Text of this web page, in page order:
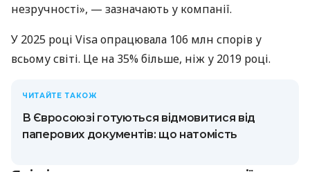
незручності», — зазначають у компанії.
У 2025 році Visa опрацювала 106 млн спорів у
всьому світі. Це на 35% більше, ніж у 2019 році.
ЧИТАЙТЕ ТАКОЖ
В Євросоюзі готуються відмовитися від
паперових документів: що натомість